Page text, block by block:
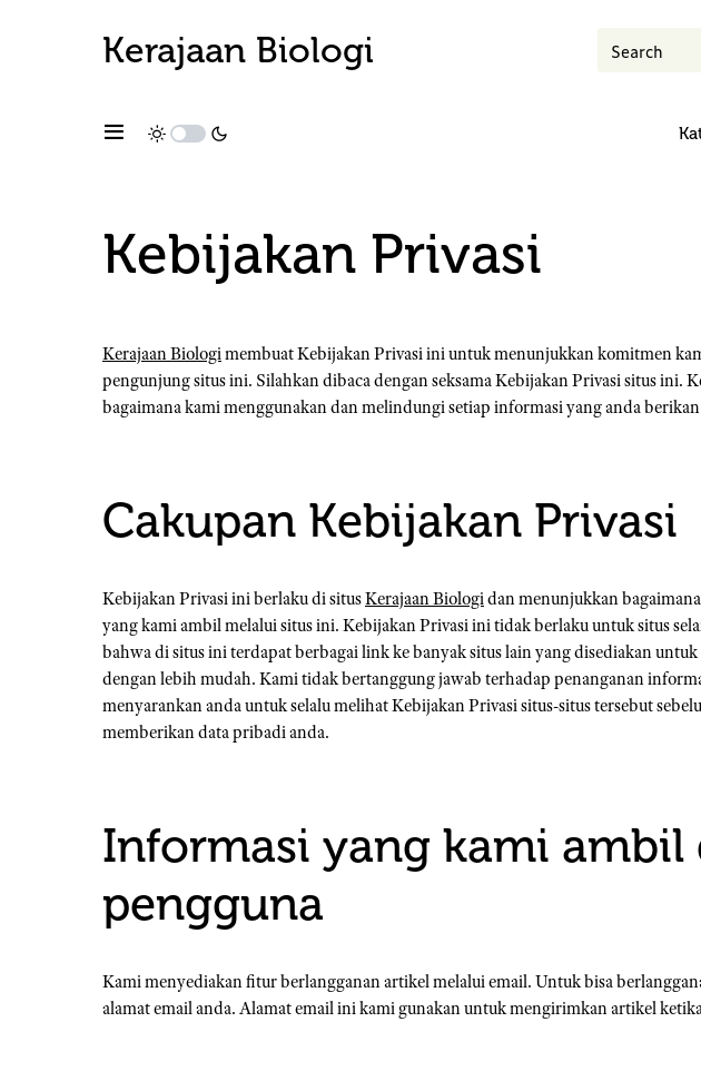
Kerajaan Biologi
Kebijakan Privasi
Kerajaan Biologimembuat Kebijakan Privasi ini untuk menunjukkan komitmen
pengunjung situs ini. Silahkan dibaca dengan seksama Kebijakan Privasi situs ini.
bagaimana kami menggunakan dan melindungi setiap informasi yang anda
Cakupan Kebijakan Privasi
Kebijakan Privasi ini berlaku di situsKerajaan Biologidan menunjukkan
yang kami ambil melalui situs ini. Kebijakan Privasi ini tidak berlaku untuk situs
bahwa di situs ini terdapat berbagai link ke banyak situs lain yang disediakan
dengan lebih mudah. Kami tidak bertanggung jawab terhadap penanganan
menyarankan anda untuk selalu melihat Kebijakan Privasi situs-situs tersebut
memberikan data pribadi anda.
Informasi yang kami ambil
pengguna
Kami menyediakan fitur berlangganan artikel melalui email. Untuk bisa
alamat email anda. Alamat email ini kami gunakan untuk mengirimkan artikel